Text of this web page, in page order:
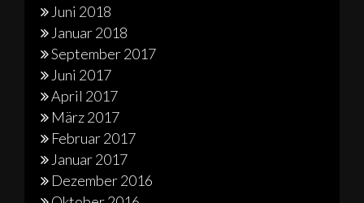
Juni 2018
Januar 2018
September 2017
Juni 2017
April 2017
März 2017
Februar 2017
Januar 2017
Dezember 2016